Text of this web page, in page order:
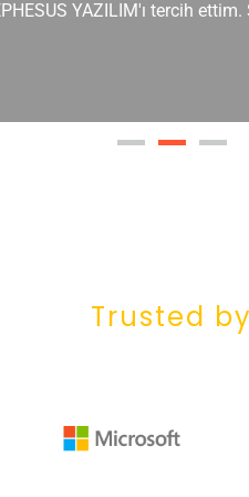
YAZILIM'ı tercih
Trusted by